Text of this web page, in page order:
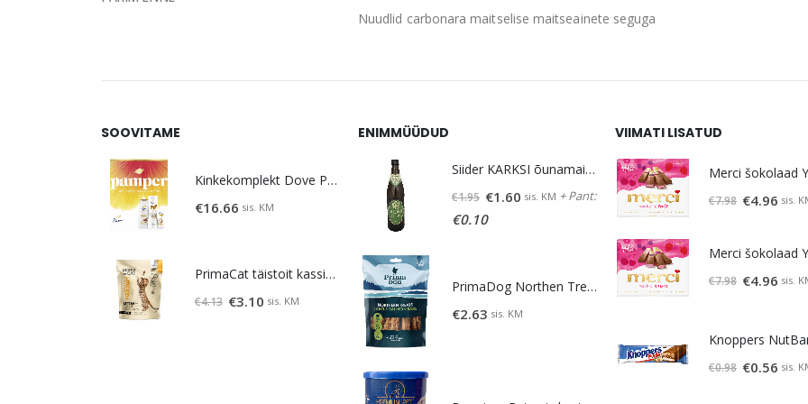
Nuudlid carbonara maitselise maitseainete seguga
SOOVITAME
Kinkekomplekt Dove Pamper
€16.66 sis. KM
PrimaCat täistoit kassipoegadele kanalihaga 400g
€4.13 Algne
€3.10 Praegune
sis. KM
ENIMMÜÜDUD
Siider KARKSI õunamaits. 5% vol 0,5 L
€1.95 Algne
hind
€1.60 Praegune
sis. KM + Pant:
€0.10
PrimaDog Northen Treats maius lambaliha-lõhe 80g
€2.63 sis. KM
VIIMATI LISATUD
€7.98 Algne
€7.98.
€4.96
€4.96.
sis.
€7.98 Algne
€7.98.
€4.96
€4.96.
sis.
€0.98 Algne
€0.56 sis.